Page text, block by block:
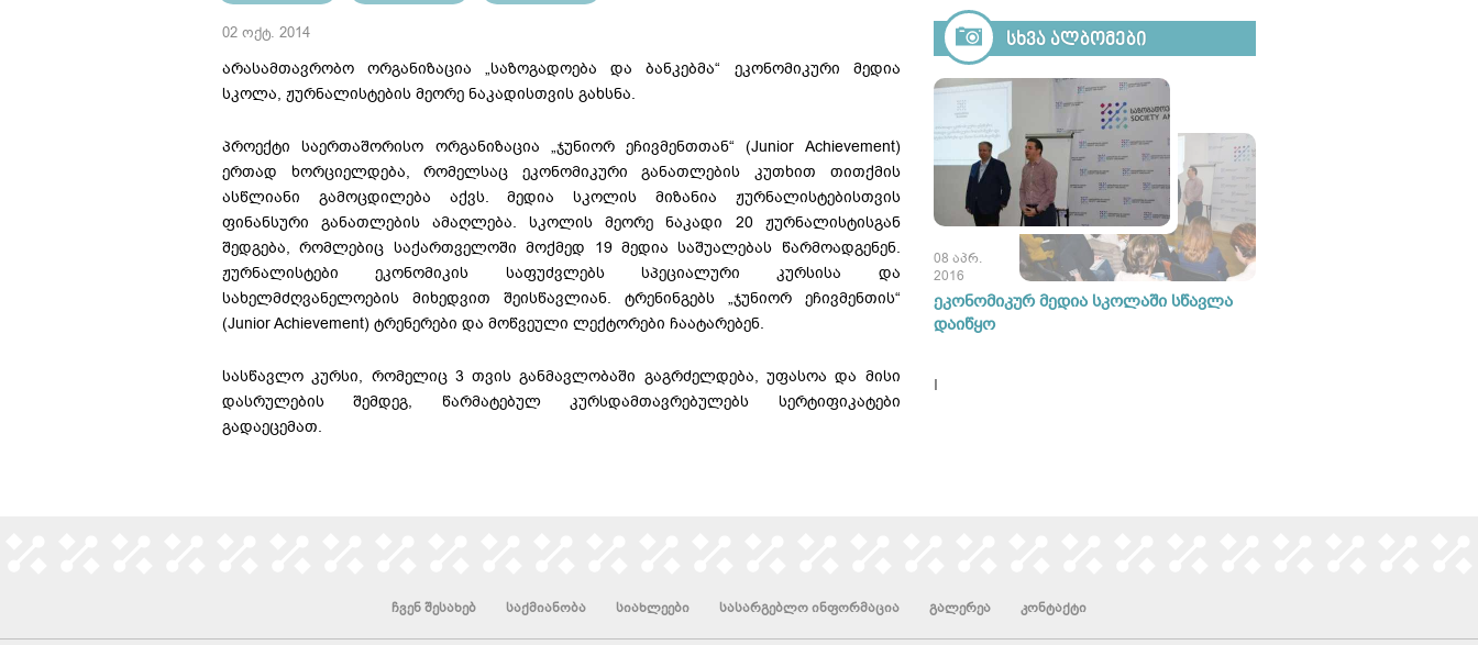
02 ოქტ. 2014
არასამთავრობო ორგანიზაცია „საზოგადოება და ბანკებმა“ ეკონომიკური მედია
სკოლა, ჟურნალისტების მეორე ნაკადისთვის გახსნა.
პროექტი საერთაშორისო ორგანიზაცია „ჯუნიორ ეჩივმენთთან“ (Junior Achievement)
ერთად ხორციელდება, რომელსაც ეკონომიკური განათლების კუთხით თითქმის
ასწლიანი გამოცდილება აქვს. მედია სკოლის მიზანია ჟურნალისტებისთვის
ფინანსური განათლების ამაღლება. სკოლის მეორე ნაკადი 20 ჟურნალისტისგან
შედგება, რომლებიც საქართველოში მოქმედ 19 მედია საშუალებას წარმოადგენენ.
ჟურნალისტები ეკონომიკის საფუძვლებს სპეციალური კურსისა და
სახელმძღვანელოების მიხედვით შეისწავლიან. ტრენინგებს „ჯუნიორ ეჩივმენთის“
(Junior Achievement) ტრენერები და მოწვეული ლექტორები ჩაატარებენ.
სასწავლო კურსი, რომელიც 3 თვის განმავლობაში გაგრძელდება, უფასოა და მისი
დასრულების შემდეგ, წარმატებულ კურსდამთავრებულებს სერტიფიკატები
გადაეცემათ.
ᲡᲮᲕᲐ ᲐᲚᲑᲝᲛᲔᲑᲘ
08 აპრ.
2016
ეკონომიკურ მედია სკოლაში სწავლა
დაიწყო
I
ჩვენ შესახებ საქმიანობა სიახლეები სასარგებლო ინფორმაცია გალერეა კონტაქტი